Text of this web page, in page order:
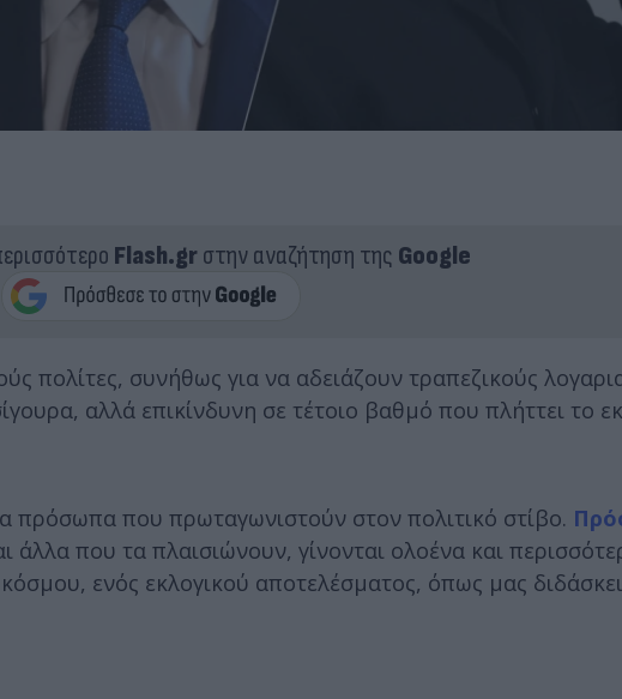
Flash.grστην αναζήτηση της Google
πολίτες, συνήθως για να αδειάζουν τραπεζικούς
αλλά επικίνδυνη σε τέτοιο βαθμό που πλήττει το
πρόσωπα που πρωταγωνιστούν στον πολιτικό στίβο.
που τα πλαισιώνουν, γίνονται ολοένα και
ενός εκλογικού αποτελέσματος, όπως μας